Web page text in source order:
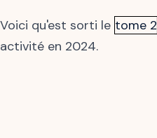
Voici qu'est sorti le tome 2
activité en 2024.